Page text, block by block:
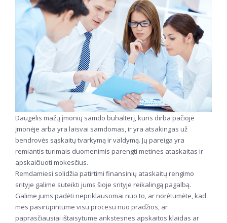
Daugelis mažų įmonių samdo buhalterį, kuris dirba pačioje
įmonėje arba yra laisvai samdomas, ir yra atsakingas už
bendrovės sąskaitų tvarkymą ir valdymą. Jų pareiga yra
remiantis turimais duomenimis parengti metines ataskaitas ir
apskaičiuoti mokesčius.
Remdamiesi solidžia patirtimi finansinių ataskaitų rengimo
srityje galime suteikti jums šioje srityje reikalingą pagalbą.
Galime jums padėti nepriklausomai nuo to, ar norėtumėte, kad
mes pasirūpintume visu procesu nuo pradžios, ar
paprasčiausiai ištaisytume ankstesnes apskaitos klaidas ar